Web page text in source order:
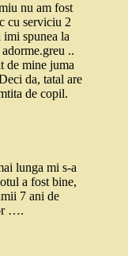
nu am fost
cu serviciu 2
imi spunea la
..
de mine juma
da, tatal are
de copil.
lunga mi s-a
a fost bine,
7 ani de
….